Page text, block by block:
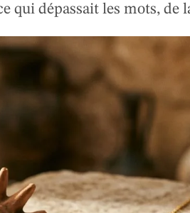
qui dépassait les mots, de